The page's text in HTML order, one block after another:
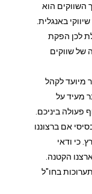
הוא
באנגלית.
לכן הפקת
שווקים
מיועד לקהל
מעיד על
פעולה ביניכם.
אם ברצוננו
כי ודאי
הקטנה.
בחו"ל